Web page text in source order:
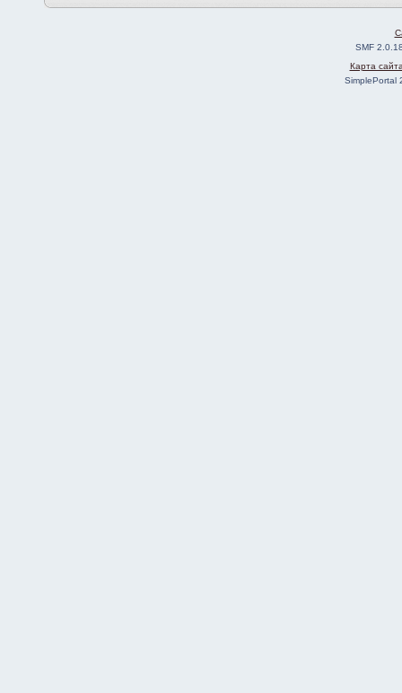
SMF
Карта
SimplePortal